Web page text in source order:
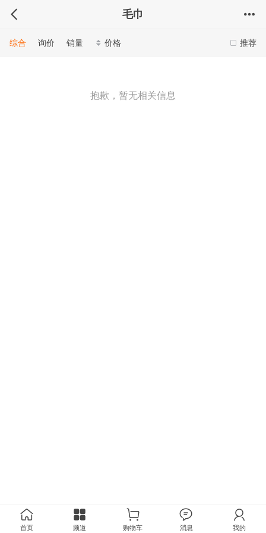
毛巾
推荐
综合 询价 销量 价格
抱歉，暂无相关信息
首页 频道 购物车 消息 我的